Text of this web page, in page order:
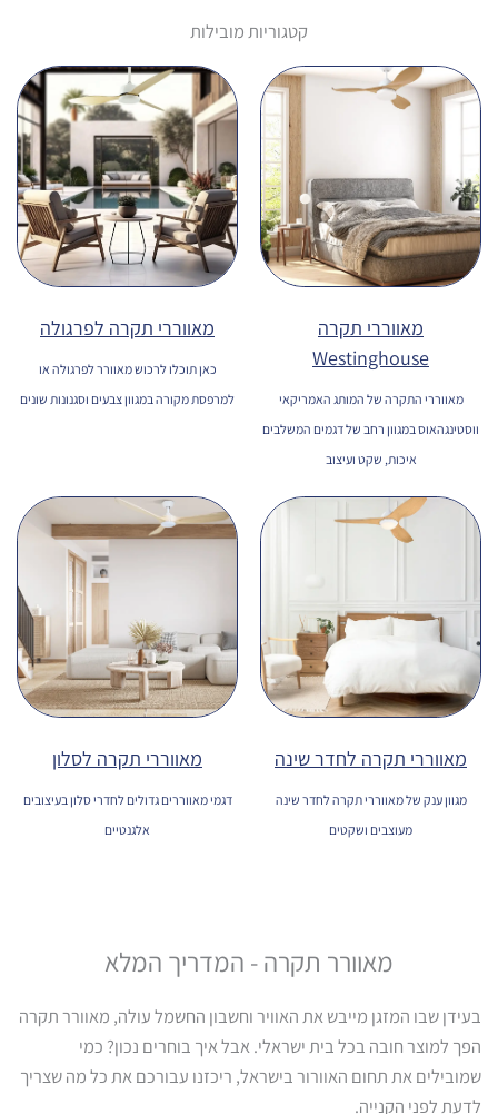
קטגוריות מובילות
מאווררי תקרה
Westinghouse
מאווררי התקרה של המותג האמריקאי
ווסטינגהאוס במגוון רחב של דגמים המשלבים
איכות, שקט ועיצוב
מאווררי תקרה לפרגולה
כאן תוכלו לרכוש מאוורר לפרגולה או
למרפסת מקורה במגוון צבעים וסגנונות שונים
מאווררי תקרה לחדר שינה
מגוון ענק של מאווררי תקרה לחדר שינה
מעוצבים ושקטים
מאווררי תקרה לסלון
דגמי מאווררים גדולים לחדרי סלון בעיצובים
אלגנטיים
מאוורר תקרה - המדריך המלא
בעידן שבו המזגן מייבש את האוויר וחשבון החשמל עולה, מאוורר תקרה
הפך למוצר חובה בכל בית ישראלי. אבל איך בוחרים נכון? כמי
שמובילים את תחום האוורור בישראל, ריכזנו עבורכם את כל מה שצריך
לדעת לפני הקנייה.